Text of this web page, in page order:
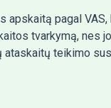
pagal
tvarkymą, nes
teikimo